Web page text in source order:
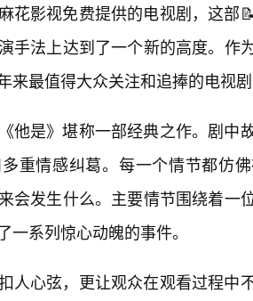
花影视免费提供的电视剧，这部
手法上达到了一个新的高度。作
来最值得大众关注和追捧的电视剧
他是》堪称一部经典之作。剧中
重情感纠葛。每一个情节都仿
会发生什么。主要情节围绕着一
系列惊心动魄的事件。
人心弦，更让观众在观看过程中